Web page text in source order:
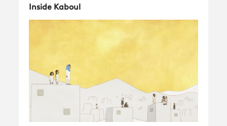
Inside Kaboul